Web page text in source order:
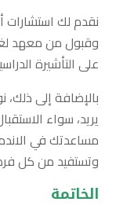
نقدم لك استشارات
وقبول من معهد
على التأشيرة
بالإضافة إلى ذلك،
يريد، سواء
مساعدتك في
وتستفيد من كل
الخاتمة